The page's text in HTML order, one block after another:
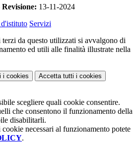
Revisione: 13-11-2024
Servizi
da questo utilizzati si avvalgono di
ed utili alle finalità illustrate nella
i cookies Accetta tutti i cookies
scegliere quali cookie consentire.
che consentono il funzionamento della
disabilitarli.
necessari al funzionamento potete
.